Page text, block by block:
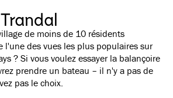
de moins de 10 résidents
l'une des vues les plus populaires sur
? Si vous voulez essayer la balançoire
prendre un bateau – il n'y a pas de
pas le choix.